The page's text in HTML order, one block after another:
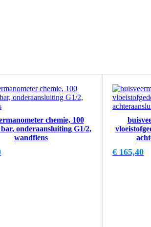
chemie, 100
onderaansluiting G1/2,
wandflens
€ 165,40